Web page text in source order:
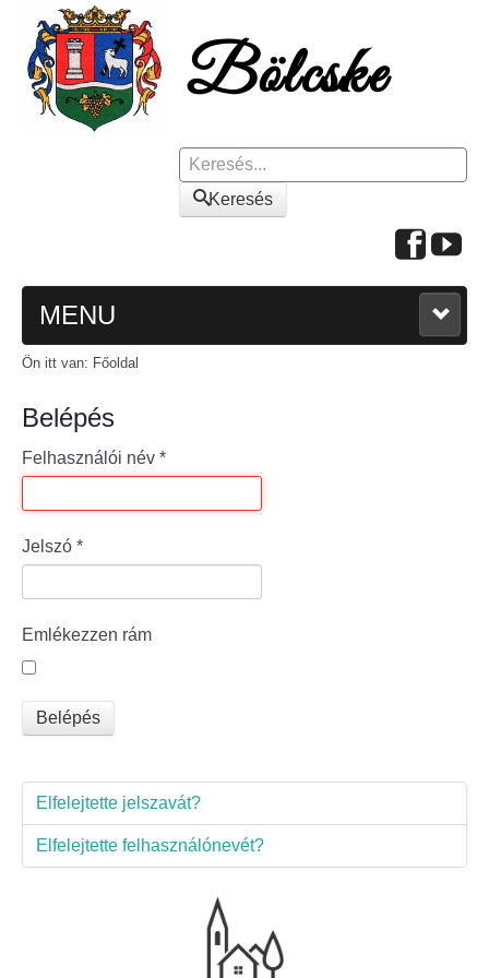
Keresés
Keresés
MENU
FŐOLDAL
A KÖZSÉGRŐL
Polgármesteri köszöntő
Bölcske település
Mi újság Bölcskén?
Értéktár bizottság
Látnivalók
Szállások
Református Egyház
Ön itt van: Főoldal
Belépés
Felhasználói név *
Jelszó *
Emlékezzen rám
Belépés
Elfelejtette jelszavát?
Elfelejtette felhasználónevét?